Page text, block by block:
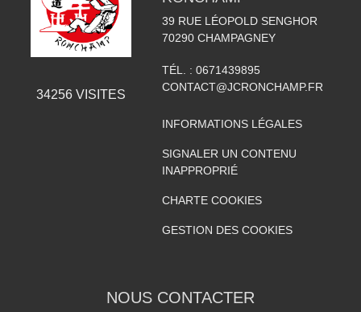
34256VISITES
39 RUE LÉOPOLD SENGHOR
70290 CHAMPAGNEY
TÉL. : 0671439895
CONTACT@JCRONCHAMP.FR
INFORMATIONS LÉGALES
SIGNALER UN CONTENU
INAPPROPRIÉ
CHARTE COOKIES
GESTION DES COOKIES
NOUS CONTACTER